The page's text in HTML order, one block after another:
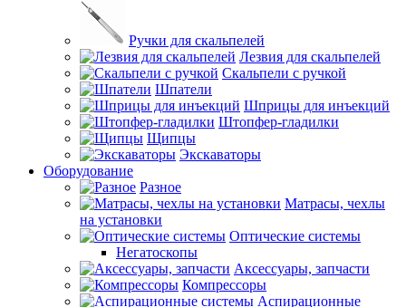
Ручки для скальпелей
Лезвия для скальпелей
Скальпели с ручкой
Шпатели
Шприцы для инъекций
Штопфер-гладилки
Щипцы
Экскаваторы
Оборудование
Разное
Матрасы, чехлы
на установки
Оптические системы
Негатоскопы
Аксессуары, запчасти
Компрессоры
Аспирационные